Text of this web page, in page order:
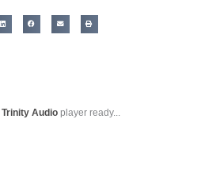
Trinity Audio player ready...